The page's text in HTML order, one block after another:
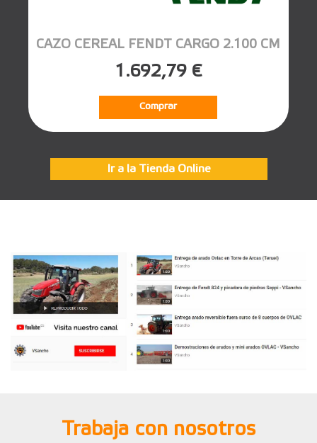
CAZO CEREAL FENDT CARGO 2.100 CM
1.692,79 €
Comprar
Ir a la Tienda Online
Trabaja con nosotros